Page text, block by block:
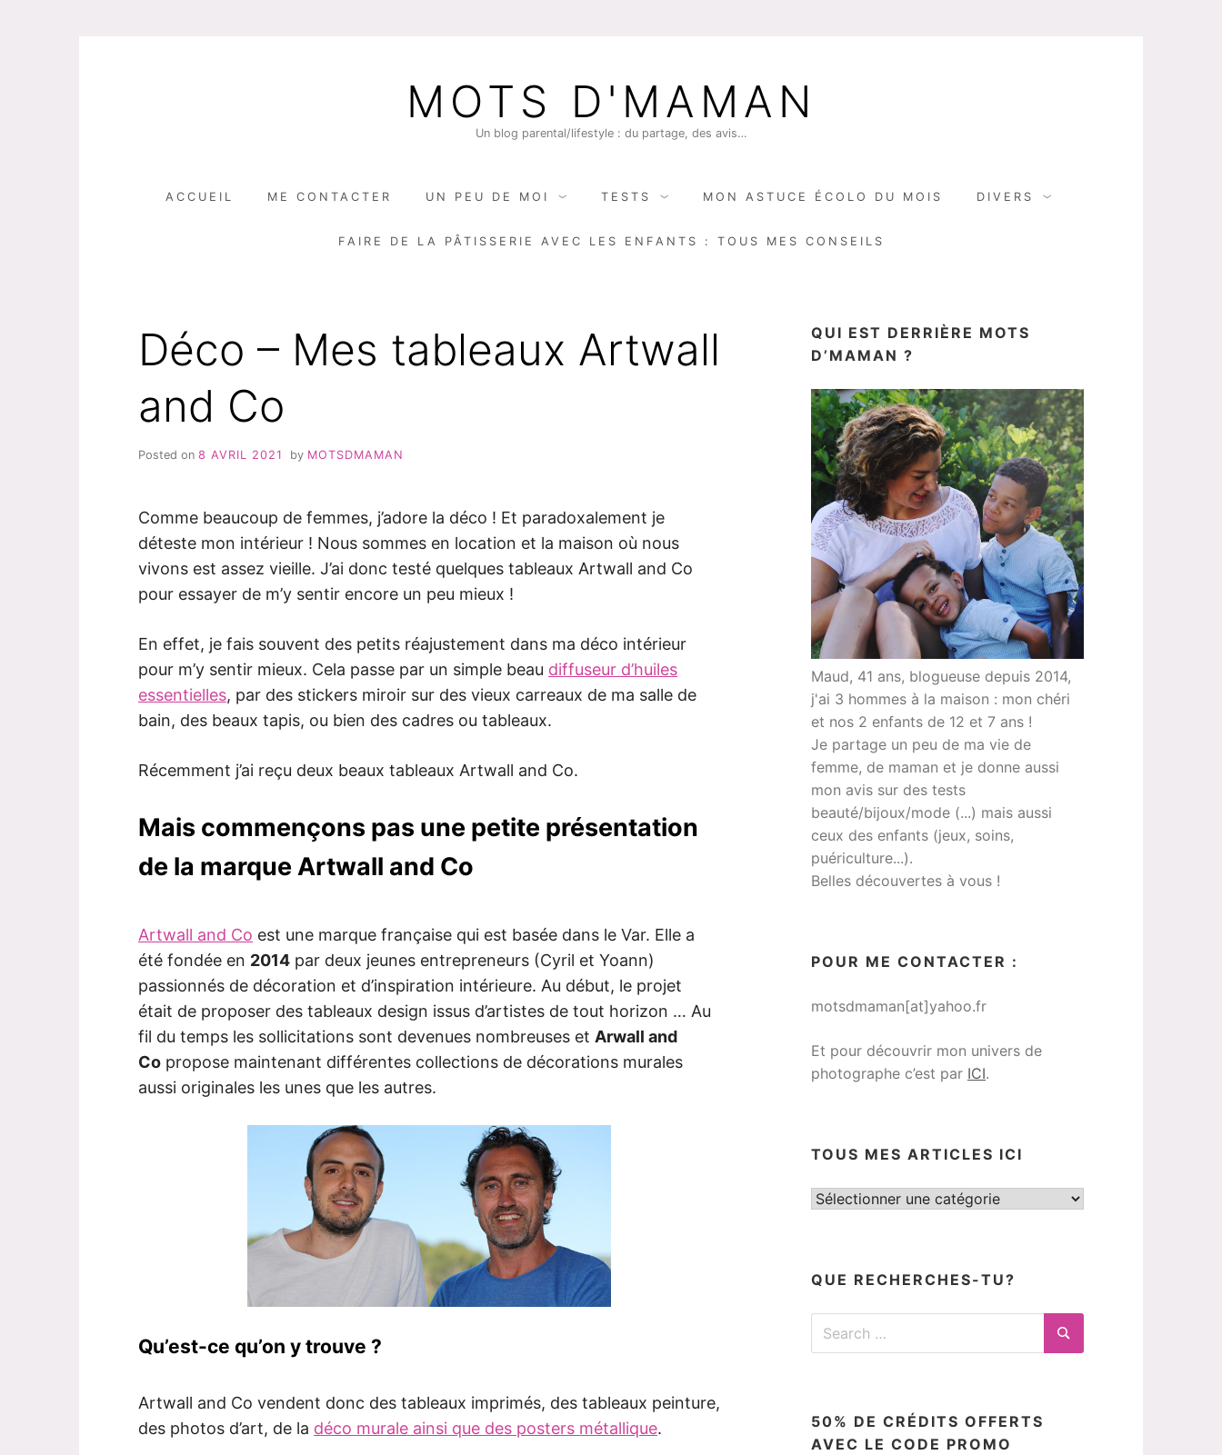
MOTS D'MAMAN
Un blog parental/lifestyle : du partage, des avis…
ACCUEIL ME CONTACTER UN PEU DE MOI TESTS MON ASTUCE ÉCOLO DU MOIS DIVERS
FAIRE DE LA PÂTISSERIE AVEC LES ENFANTS : TOUS MES CONSEILS
Déco – Mes tableaux Artwall
and Co
Posted on 8 AVRIL 2021 by MOTSDMAMAN
Comme beaucoup de femmes, j’adore la déco ! Et paradoxalement je
déteste mon intérieur ! Nous sommes en location et la maison où nous
vivons est assez vieille. J’ai donc testé quelques tableaux Artwall and Co
pour essayer de m’y sentir encore un peu mieux !
En effet, je fais souvent des petits réajustement dans ma déco intérieur
pour m’y sentir mieux. Cela passe par un simple beau diffuseur d’huiles
essentielles, par des stickers miroir sur des vieux carreaux de ma salle de
bain, des beaux tapis, ou bien des cadres ou tableaux.
Récemment j’ai reçu deux beaux tableaux Artwall and Co.
Mais commençons pas une petite présentation
de la marque Artwall and Co
Artwall and Co est une marque française qui est basée dans le Var. Elle a
été fondée en 2014 par deux jeunes entrepreneurs (Cyril et Yoann)
passionnés de décoration et d’inspiration intérieure. Au début, le projet
était de proposer des tableaux design issus d’artistes de tout horizon … Au
fil du temps les sollicitations sont devenues nombreuses et Arwall and
Co propose maintenant différentes collections de décorations murales
aussi originales les unes que les autres.
Qu’est-ce qu’on y trouve ?
Artwall and Co vendent donc des tableaux imprimés, des tableaux peinture,
des photos d’art, de la déco murale ainsi que des posters métallique.
QUI EST DERRIÈRE MOTS
D’MAMAN ?
Maud, 41 ans, blogueuse depuis 2014,
j'ai 3 hommes à la maison : mon chéri
et nos 2 enfants de 12 et 7 ans !
Je partage un peu de ma vie de
femme, de maman et je donne aussi
mon avis sur des tests
beauté/bijoux/mode (...) mais aussi
ceux des enfants (jeux, soins,
puériculture...).
Belles découvertes à vous !
POUR ME CONTACTER :
motsdmaman[at]yahoo.fr
Et pour découvrir mon univers de
photographe c’est par ICI.
TOUS MES ARTICLES ICI
Tous
QUE RECHERCHES-TU?
Search
Search
50% DE CRÉDITS OFFERTS
AVEC LE CODE PROMO